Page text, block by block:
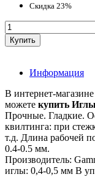
Скидка 23%
Информация
В интернет-магазине
можете купить
Прочные. Гладкие.
квилтинга: при
т.д. Длина рабочей
0.4-0.5 мм.
Производитель:
иглы: 0,4-0,5 мм В